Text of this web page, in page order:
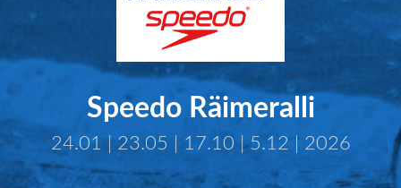
Speedo Räimeralli
24.01 | 23.05 | 17.10 | 5.12 | 2026